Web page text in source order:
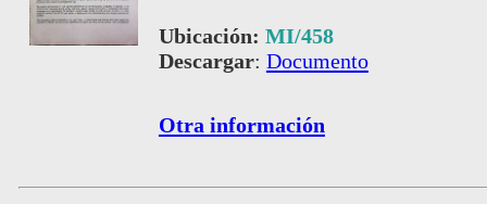
Ubicación: MI/458
Descargar: Documento
Otra información